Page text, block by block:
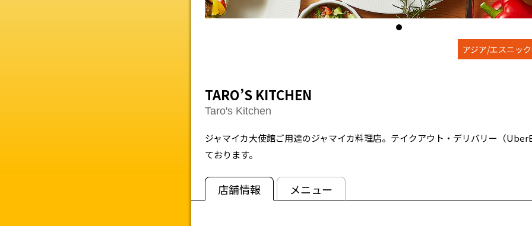
アジア/エスニッ
TARO’S KITCHEN
Taro's Kitchen
ジャマイカ大使館ご用達のジャマイカ料理店。テイクアウト・デリバリー（
ております。
店舗情報 メニュー